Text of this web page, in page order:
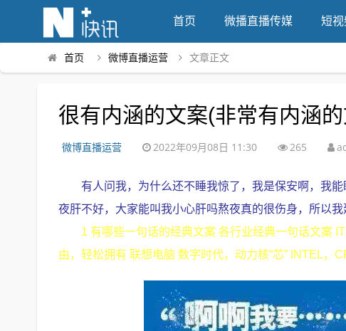
首页 微播直播传媒 短视
首页 微博直播运营 文章正文
很有内涵的文案(非常有内涵
微博直播运营 2022年09月08日 11:30 265
有人问我，为什么还不睡我惊了，我是保安啊，我
夜肝不好，大家能叫我小心肝吗熬夜真的很伤身，所以
1 有哪些一句话的经典文案 各行业经典一句话文案
由，轻松拥有 联想电脑 数字时代，动力核“芯” INTEL，